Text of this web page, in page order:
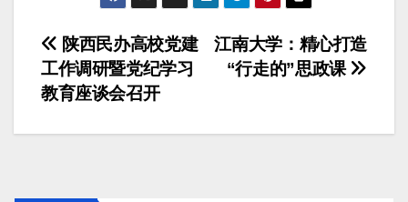
文
章
导
江南大学：精心打造
“行走的”思政课
陕西民办高校党建
工作调研暨党纪学习
教育座谈会召开